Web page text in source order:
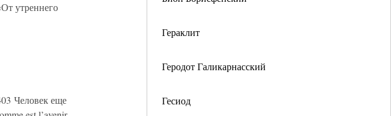
Гераклит
Геродот Галикарнасский
Гесиод
утреннего
Человек еще